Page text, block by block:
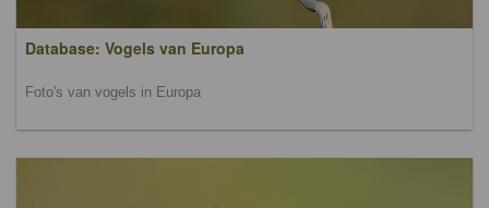
Database: Vogels van Europa
Foto's van vogels in Europa